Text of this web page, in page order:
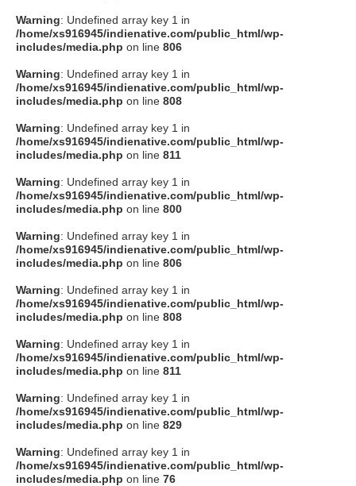
Tumblr
Soundcloud
to indienative
Warning: Undefined array key 1 in
/home/xs916945/indienative.com/public_html/wp-
includes/media.php on line 806
Warning: Undefined array key 1 in
/home/xs916945/indienative.com/public_html/wp-
includes/media.php on line 808
Warning: Undefined array key 1 in
/home/xs916945/indienative.com/public_html/wp-
includes/media.php on line 811
Warning: Undefined array key 1 in
/home/xs916945/indienative.com/public_html/wp-
includes/media.php on line 800
Warning: Undefined array key 1 in
/home/xs916945/indienative.com/public_html/wp-
includes/media.php on line 806
Warning: Undefined array key 1 in
/home/xs916945/indienative.com/public_html/wp-
includes/media.php on line 808
Warning: Undefined array key 1 in
/home/xs916945/indienative.com/public_html/wp-
includes/media.php on line 811
Warning: Undefined array key 1 in
/home/xs916945/indienative.com/public_html/wp-
includes/media.php on line 829
Warning: Undefined array key 1 in
/home/xs916945/indienative.com/public_html/wp-
includes/media.php on line 76